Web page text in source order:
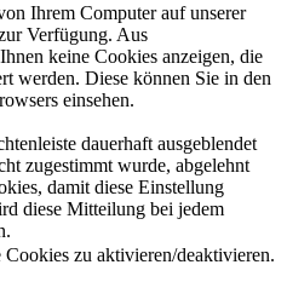
Ihrem Computer auf unserer
Verfügung. Aus
keine Cookies anzeigen, die
werden. Diese können Sie in den
einsehen.
dauerhaft ausgeblendet
zugestimmt wurde, abgelehnt
damit diese Einstellung
diese Mitteilung bei jedem
zu aktivieren/deaktivieren.